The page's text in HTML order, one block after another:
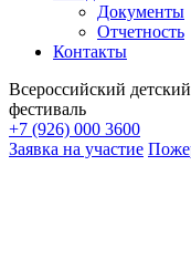
Документы
Отчетность
Контакты
Всероссийский
фестиваль
+7 (926) 000 3600
Заявка на участие